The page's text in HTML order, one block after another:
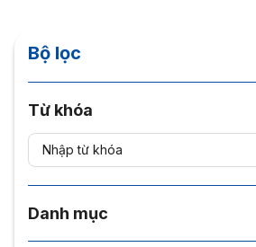
Bộ lọc
Từ khóa
Danh mục